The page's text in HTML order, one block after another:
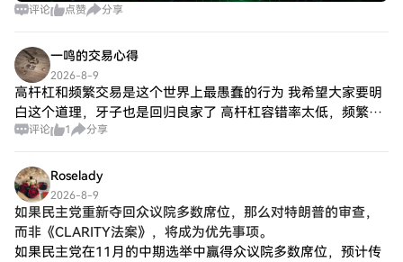
评论 点赞 分享
一鸣的交易心得
2026-8-9
高杆杠和频繁交易是这个世界上最愚蠢的行为 我希望大家要明
白这个道理，牙子也是回归良家了 高杆杠容错率太低，频繁交
易手续费占比会越来越大，这本质上就是降低你的交易胜率，
评论 1 分享
Roselady
2026-8-9
如果民主党重新夺回众议院多数席位，那么对特朗普的审查，
而非《CLARITY法案》，将成为优先事项。
如果民主党在11月的中期选举中赢得众议院多数席位，预计传